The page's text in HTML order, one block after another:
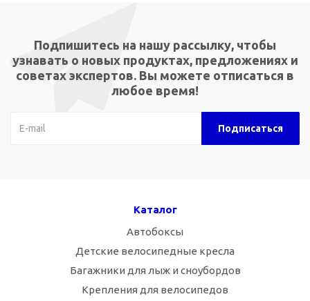
Подпишитесь на нашу рассылку, чтобы
узнавать о новых продуктах, предложениях и
советах экспертов. Вы можете отписаться в
любое время!
Каталог
Автобоксы
Детские велосипедные кресла
Багажники для лыж и сноубордов
Крепления для велосипедов